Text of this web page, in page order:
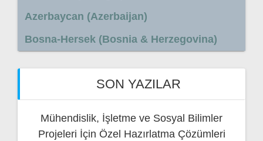
Azerbaycan (Azerbaijan)
Bosna-Hersek (Bosnia & Herzegovina)
SON YAZILAR
Mühendislik, İşletme ve Sosyal Bilimler
Projeleri İçin Özel Hazırlatma Çözümleri